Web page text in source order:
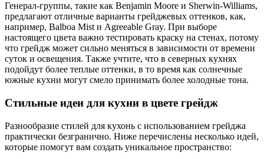
Генерал-группы, такие как Benjamin Moore и Sherwin-Williams,
предлагают отличные варианты грейджевых оттенков, как,
например, Balboa Mist и Agreeable Gray. При выборе
настоящего цвета важно тестировать краску на стенах, потому
что грейдж может сильно меняться в зависимости от времени
суток и освещения. Также учтите, что в северных кухнях
подойдут более теплые оттенки, в то время как солнечные
южные кухни могут смело принимать более холодные тона.
Стильные идеи для кухни в цвете грейдж
Разнообразие стилей для кухонь с использованием грейджа
практически безгранично. Ниже перечислены несколько идей,
которые помогут вам создать уникальное пространство: